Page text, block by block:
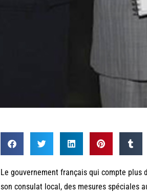
Le gouvernement français qui compte plus
son consulat local, des mesures spéciales